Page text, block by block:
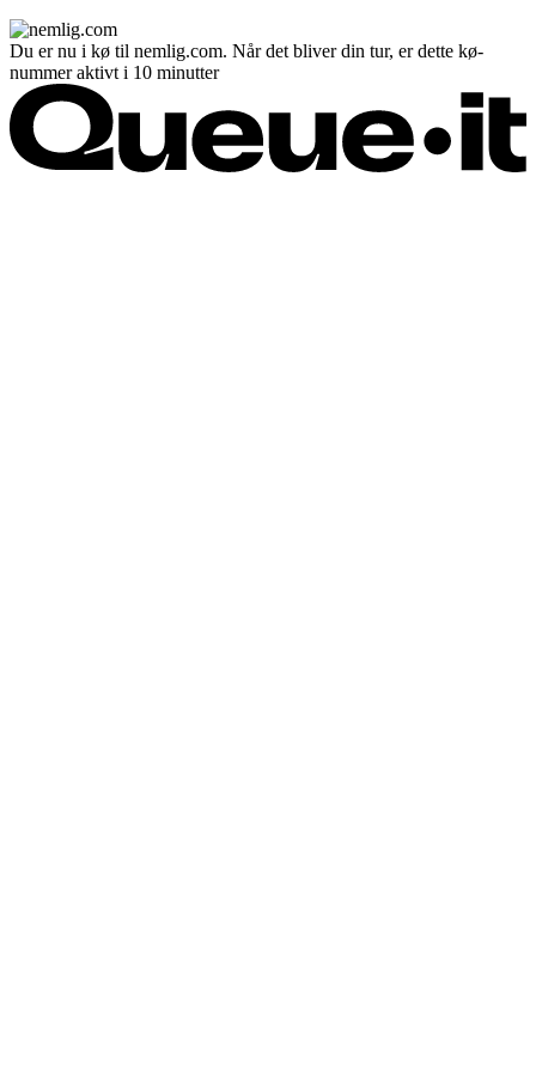
Du er nu i kø til nemlig.com. Når det bliver din tur, er dette kø-
nummer aktivt i 10 minutter